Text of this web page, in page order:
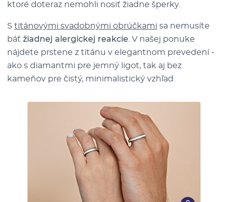
ktoré doteraz nemohli nosiť žiadne šperky.
S titánovými svadobnými obrúčkami sa nemusíte
báť žiadnej alergickej reakcie. V našej ponuke
nájdete prstene z titánu v elegantnom prevedení -
ako s diamantmi pre jemný ligot, tak aj bez
kameňov pre čistý, minimalistický vzhľad.